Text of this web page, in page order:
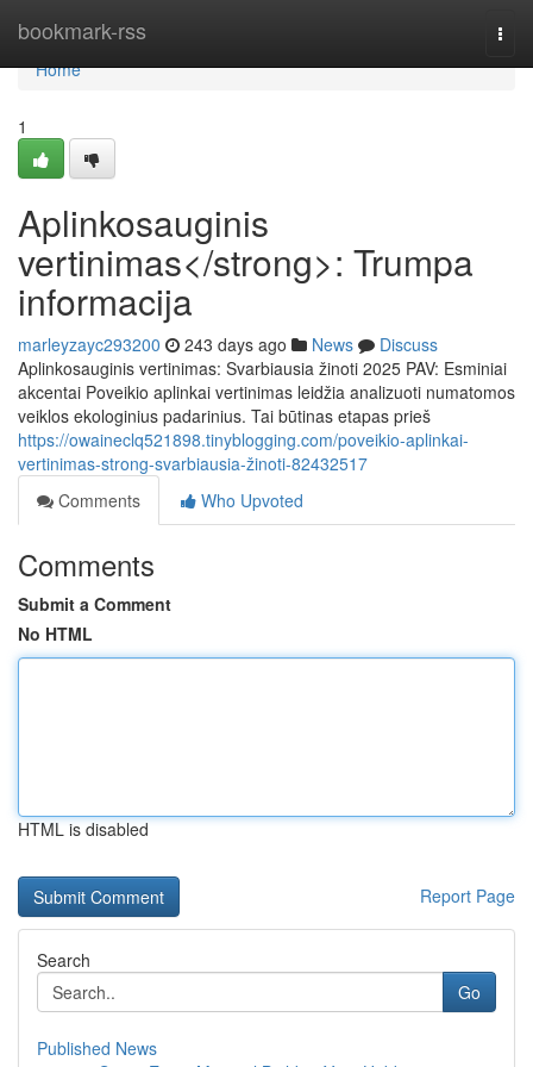
bookmark-rss
Home
Home
1
Aplinkosauginis
vertinimas</strong>: Trumpa
informacija
marleyzayc293200 243 days ago News
Discuss
Aplinkosauginis vertinimas: Svarbiausia žinoti 2025 PAV: Esminiai
akcentai Poveikio aplinkai vertinimas leidžia analizuoti numatomos
veiklos ekologinius padarinius. Tai būtinas etapas prieš
https://owaineclq521898.tinyblogging.com/poveikio-aplinkai-
vertinimas-strong-svarbiausia-žinoti-82432517
Comments
Who Upvoted
Comments
Submit a Comment
No HTML
HTML is disabled
Report Page
Search
Go
Published News